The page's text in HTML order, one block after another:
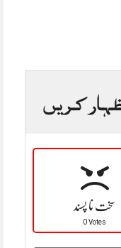
کریں
سخت نا پسند
0 Votes